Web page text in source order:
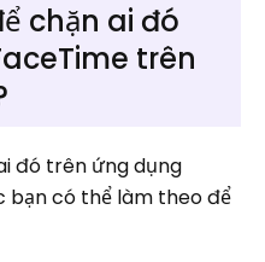
chặn ai đó
trên
đó trên ứng dụng
bạn có thể làm theo để